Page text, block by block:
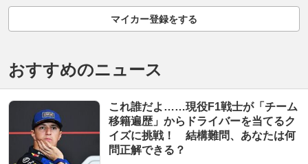
マイカー登録をする
おすすめのニュース
これ誰だよ……現役F1戦士が「チーム
移籍遍歴」からドライバーを当てるク
イズに挑戦！ 結構難問、あなたは何
問正解できる？